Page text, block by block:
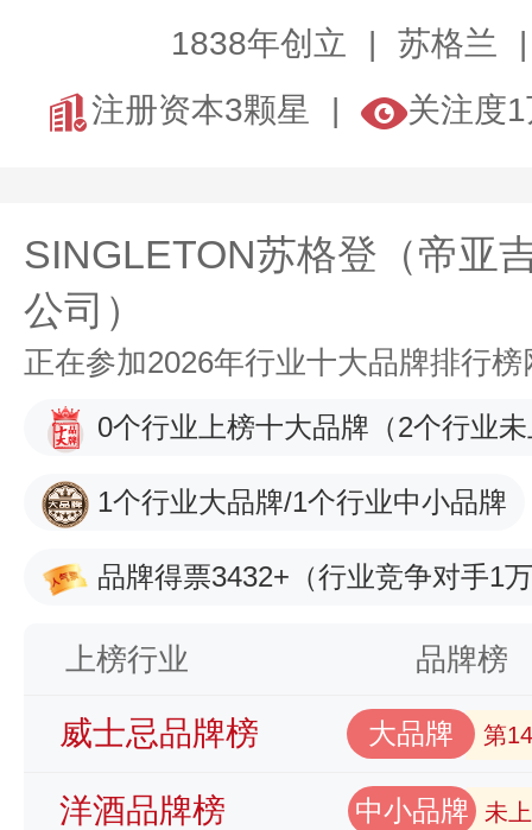
1838年创立
苏格兰
注册资本3颗星
关注度
SINGLETON苏格登（帝亚
公司）
正在参加2026年行业十大品牌排行
0个行业上榜十大品牌 （2个行业
1个行业大品牌/1个行业中小品牌
品牌得票3432+ （行业竞争对手1
上榜行业 品牌榜
威士忌品牌榜 大品牌 第
洋酒品牌榜 中小品牌 未